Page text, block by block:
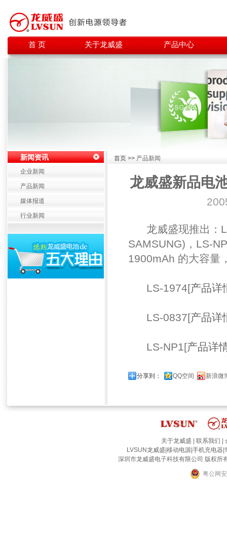
首 页 关于龙威盛 产品中心
新闻资讯
企业新闻
产品新闻
媒体报道
行业新闻
首页 >> 产品新闻
龙威盛新品电
龙威盛现推出：
SAMSUNG)，LS-
1900mAh 的大容量
LS-1974[产品详
LS-0837[产品详
LS-NP1[产品详
分享到： QQ空间 新浪微
关于龙威盛 联系我们
LVSUN龙威盛 移动电源 手机充电器
深圳市龙威盛电子科技有限公司 版权
粤公网